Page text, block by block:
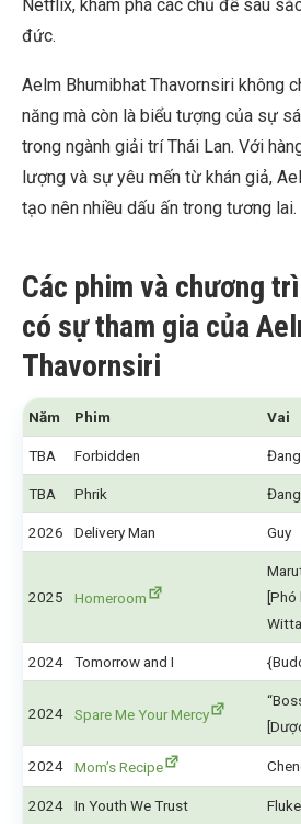
Netflix, khám phá các chủ đề sâu
đức.
Aelm Bhumibhat Thavornsiri không
năng mà còn là biểu tượng của sự
trong ngành giải trí Thái Lan. Với
lượng và sự yêu mến từ khán giả,
tạo nên nhiều dấu ấn trong tương lai.
Các phim và chương
có sự tham gia của
Thavornsiri
Năm Phim Vai
TBA Forbidden
TBA Phrik
2026 Delivery Man Guy
2025 Homeroom
2024 Tomorrow and I
2024 Spare Me Your Mercy
2024 Mom’s Recipe
2024 In Youth We Trust Fluke